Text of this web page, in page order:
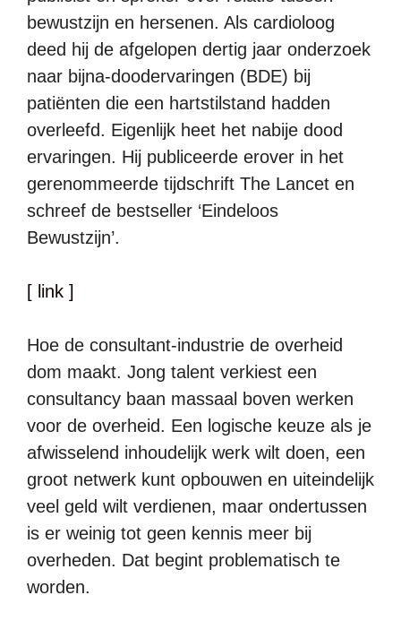
bewustzijn en hersenen. Als cardioloog
deed hij de afgelopen dertig jaar onderzoek
naar bijna-doodervaringen (BDE) bij
patiënten die een hartstilstand hadden
overleefd. Eigenlijk heet het nabije dood
ervaringen. Hij publiceerde erover in het
gerenommeerde tijdschrift The Lancet en
schreef de bestseller ‘Eindeloos
Bewustzijn’.
[ link ]
Hoe de consultant-industrie de overheid
dom maakt. Jong talent verkiest een
consultancy baan massaal boven werken
voor de overheid. Een logische keuze als je
afwisselend inhoudelijk werk wilt doen, een
groot netwerk kunt opbouwen en uiteindelijk
veel geld wilt verdienen, maar ondertussen
is er weinig tot geen kennis meer bij
overheden. Dat begint problematisch te
worden.